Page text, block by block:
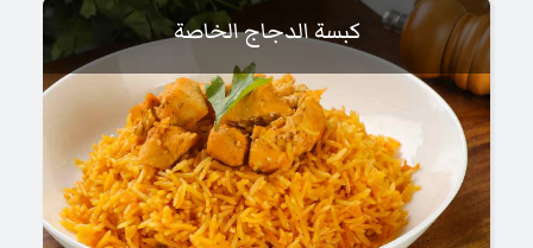
كبسة الدجاج الخاصة